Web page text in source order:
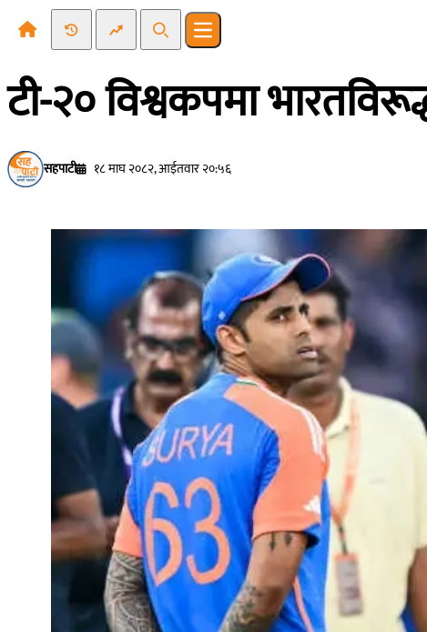
Recent NewsTrending News
SearchOpen main menu
टी-२० विश्वकपमा
सहपाटी १८ माघ २०८२, आईतवार २०:५६